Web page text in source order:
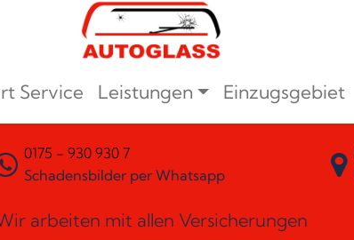
Service Leistungen Einzugsgebiet
0175 - 930 930 7
Schadensbilder per Whatsapp
arbeiten mit allen Versicherungen